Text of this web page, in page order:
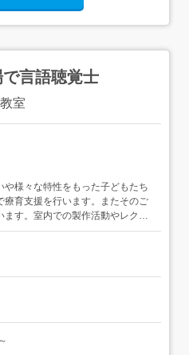
言語聴覚士
室
や様々な特性をもった子どもたち
療育支援を行います。またそのご
ます。室内での製作活動やレクリ
運動療育や買い物学習、農業体感
グラムを考えています。 (例)一
～